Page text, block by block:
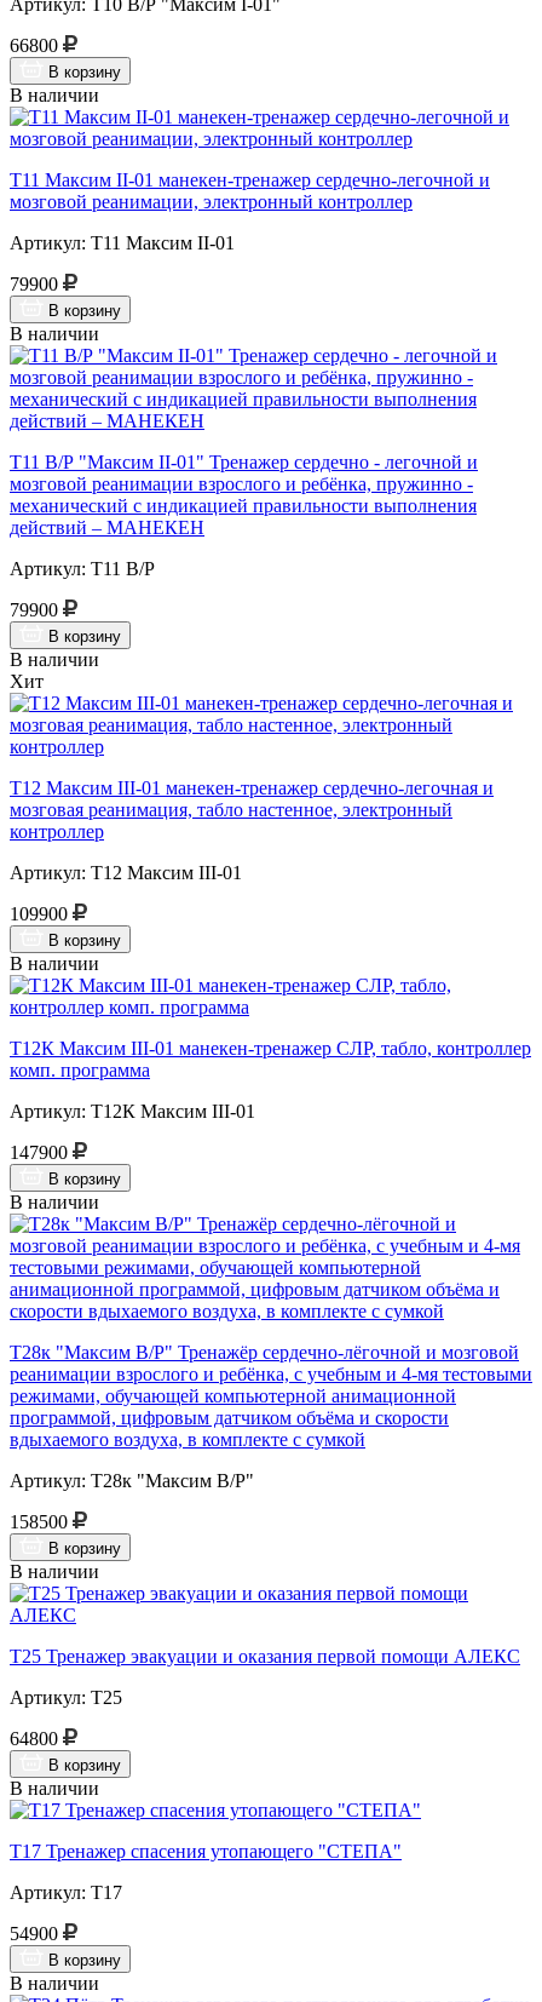
66800
В корзину
В наличии
Т11 Максим II-01 манекен-тренажер сердечно-легочной и
мозговой реанимации, электронный контроллер
Артикул: Т11 Максим II-01
79900
В корзину
В наличии
Т11 В/Р "Максим II-01" Тренажер сердечно - легочной и
мозговой реанимации взрослого и ребёнка, пружинно -
механический с индикацией правильности выполнения
действий – МАНЕКЕН
Артикул: Т11 В/Р
79900
В корзину
В наличии
Хит
Т12 Максим III-01 манекен-тренажер сердечно-легочная и
мозговая реанимация, табло настенное, электронный
контроллер
Артикул: Т12 Максим III-01
109900
В корзину
В наличии
Т12К Максим III-01 манекен-тренажер СЛР, табло, контроллер
комп. программа
Артикул: Т12К Максим III-01
147900
В корзину
В наличии
Т28к "Максим В/Р" Тренажёр сердечно-лёгочной и мозговой
реанимации взрослого и ребёнка, с учебным и 4-мя тестовыми
режимами, обучающей компьютерной анимационной
программой, цифровым датчиком объёма и скорости
вдыхаемого воздуха, в комплекте с сумкой
Артикул: Т28к "Максим В/Р"
158500
В корзину
В наличии
Т25 Тренажер эвакуации и оказания первой помощи АЛЕКС
Артикул: Т25
64800
В корзину
В наличии
Т17 Тренажер спасения утопающего "СТЕПА"
Артикул: Т17
54900
В корзину
В наличии